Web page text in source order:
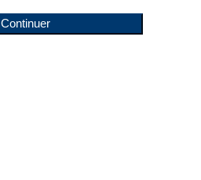
Continuer